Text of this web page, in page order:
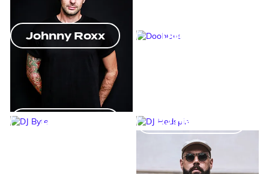
Johnny Roxx Doobious
DJ Byte DJ Hedspin